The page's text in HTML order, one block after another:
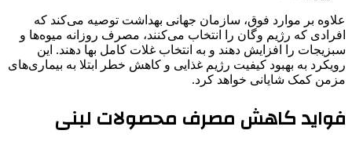
علاوه بر موارد فوق، سازمان جهانی بهداشت توصیه می‌کند که
افرادی که رژیم وگان را انتخاب می‌کنند، مصرف روزانه میوه‌ها و
سبزیجات را افزایش دهند و به انتخاب غلات کامل بها دهند. این
رویکرد به بهبود کیفیت رژیم غذایی و کاهش خطر ابتلا به بیماری‌های
مزمن کمک شایانی خواهد کرد.
فواید کاهش مصرف محصولات لبنی